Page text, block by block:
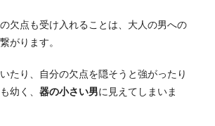
欠点も受け入れることは、大人の男への
がります。
たり、自分の欠点を隠そうと強がったり
幼く、 器の小さい男に見えてしまいま